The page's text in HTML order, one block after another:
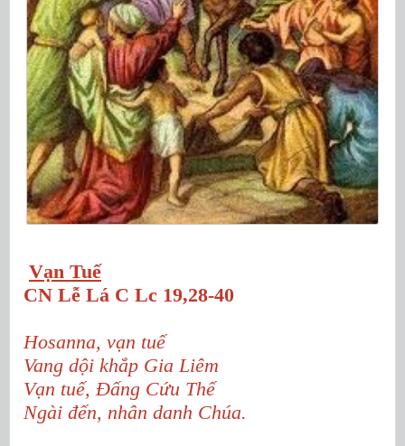
Vạn Tuế
CN Lễ Lá C Lc 19,28-40
Hosanna, vạn tuế
Vang dội khắp Gia Liêm
Vạn tuế, Đấng Cứu Thế
Ngài đến, nhân danh Chúa.